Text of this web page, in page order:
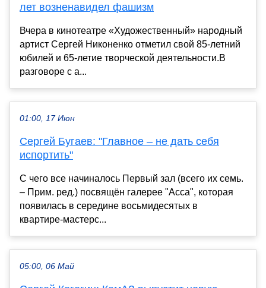
лет возненавидел фашизм
Вчера в кинотеатре «Художественный» народный
артист Сергей Никоненко отметил свой 85-летний
юбилей и 65-летие творческой деятельности.В
разговоре с a...
01:00, 17 Июн
Сергей Бугаев: "Главное – не дать себя
испортить"
С чего все начиналось Первый зал (всего их семь.
– Прим. ред.) посвящён галерее "Асса", которая
появилась в середине восьмидесятых в
квартире‑мастерс...
05:00, 06 Май